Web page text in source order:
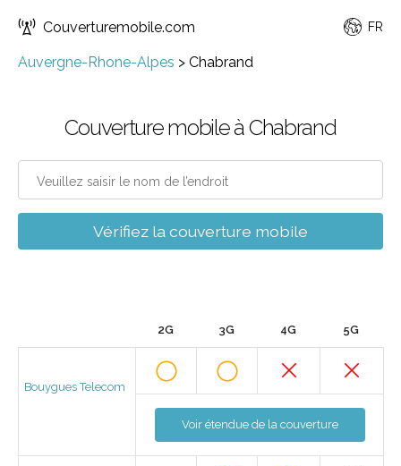
Couverturemobile.com FR
Auvergne-Rhone-Alpes > Chabrand
Couverture mobile à Chabrand
Vérifiez la couverture mobile
2G 3G 4G 5G
Bouygues Telecom
Voir étendue de la couverture